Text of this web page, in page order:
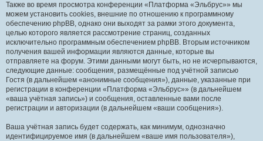
Также во время просмотра конференции «Платформа «Эльбрус»» мы
можем установить cookies, внешние по отношению к программному
обеспечению phpBB, однако они выходят за рамки этого документа,
целью которого является рассмотрение страниц, созданных
исключительно программным обеспечением phpBB. Вторым источником
получения вашей информации являются данные, которые вы
отправляете на форум. Этими данными могут быть, но не исчерпываются,
следующие данные: сообщения, размещённые под учётной записью
Гостя (в дальнейшем «анонимные сообщения»), данные, указанные при
регистрации в конференции «Платформа «Эльбрус»» (в дальнейшем
«ваша учётная запись») и сообщения, оставленные вами после
регистрации и авторизации (в дальнейшем «ваши сообщения»).
Ваша учётная запись будет содержать, как минимум, однозначно
идентифицируемое имя (в дальнейшем «ваше имя пользователя»),